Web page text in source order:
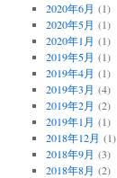
2020年6月 (1)
2020年5月 (1)
2020年1月 (1)
2019年5月 (1)
2019年4月 (1)
2019年3月 (4)
2019年2月 (2)
2019年1月 (1)
2018年12月 (1)
2018年9月 (3)
2018年8月 (2)